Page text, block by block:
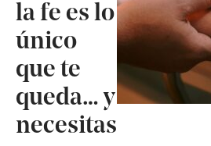
la fe es lo
único
que te
queda… y
necesitas